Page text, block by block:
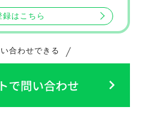
録はこちら
合わせできる